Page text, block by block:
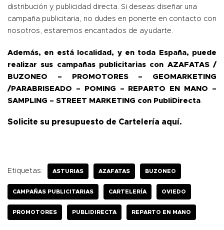
distribución y publicidad directa. Si deseas diseñar una
campaña publicitaria, no dudes en ponerte en contacto con
nosotros, estaremos encantados de ayudarte.
Además, en está localidad, y en toda España, puede
realizar sus campañas publicitarias con AZAFATAS /
BUZONEO – PROMOTORES – GEOMARKETING
/PARABRISEADO – POMING – REPARTO EN MANO –
SAMPLING – STREET MARKETING con PubliDirecta
Solicite su presupuesto de Cartelería aquí.
Etiquetas: ASTURIAS AZAFATAS BUZONEO
CAMPAÑAS PUBLICITARIAS CARTELERÍA OVIEDO
PROMOTORES PUBLIDIRECTA REPARTO EN MANO